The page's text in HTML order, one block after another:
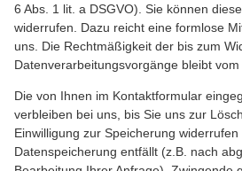
6 Abs. 1 lit. a DSGVO). Sie können
widerrufen. Dazu reicht eine formlose
uns. Die Rechtmäßigkeit der bis zum
Datenverarbeitungsvorgänge bleibt
Die von Ihnen im Kontaktformular
verbleiben bei uns, bis Sie uns zur
Einwilligung zur Speicherung
Datenspeicherung entfällt (z.B. nach